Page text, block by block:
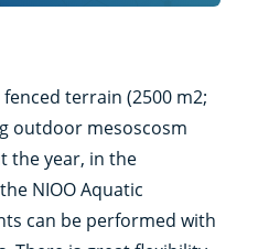
terrain (2500 m2;
outdoor mesoscosm
the year, in the
NIOO Aquatic
can be performed with